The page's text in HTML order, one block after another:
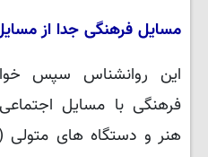
مسایل فرهنگی جدا از
این روانشناس سپس
فرهنگی با مسایل
هنر و دستگاه های متولی